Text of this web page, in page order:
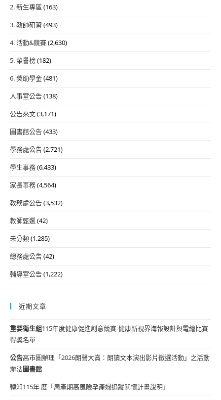
2. 新生專區 (163)
3. 教師研習 (493)
4. 活動&競賽(2,630)
5. 榮譽榜(182)
6. 獎助學金(481)
人事室公告(138)
公告來文(3,171)
圖書館公告(433)
學務處公告(2,721)
學生事務(6,433)
家長事務(4,564)
教務處公告(3,532)
教師甄選(42)
未分類(1,285)
總務處公告(42)
輔導室公告(1,222)
近期文章
重要衛生組115年度健康促進創意競賽-健康新視界海報設計與電繪比賽
得獎名單
公告高市圖辦理「2026朗聲大賞：朗讀文本演出影片徵選活動」之活動
辦法圖書館
轉知115年 度「周產期高風險孕產婦追蹤關懷計畫說明」